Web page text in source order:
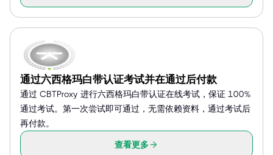
通过六西格玛白带认证考试并在通过后付款
通过 CBTProxy 进行六西格玛白带认证在线考试，保证 100%
通过考试。第一次尝试即可通过，无需依赖资料，通过考试后
再付款。
查看更多